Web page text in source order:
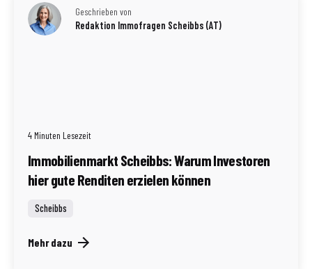
Geschrieben von
Redaktion Immofragen Scheibbs (AT)
4 Minuten Lesezeit
Immobilienmarkt Scheibbs: Warum Investoren
hier gute Renditen erzielen können
Scheibbs
Mehr dazu